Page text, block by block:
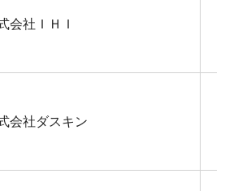
会社ＩＨＩ
会社ダスキン